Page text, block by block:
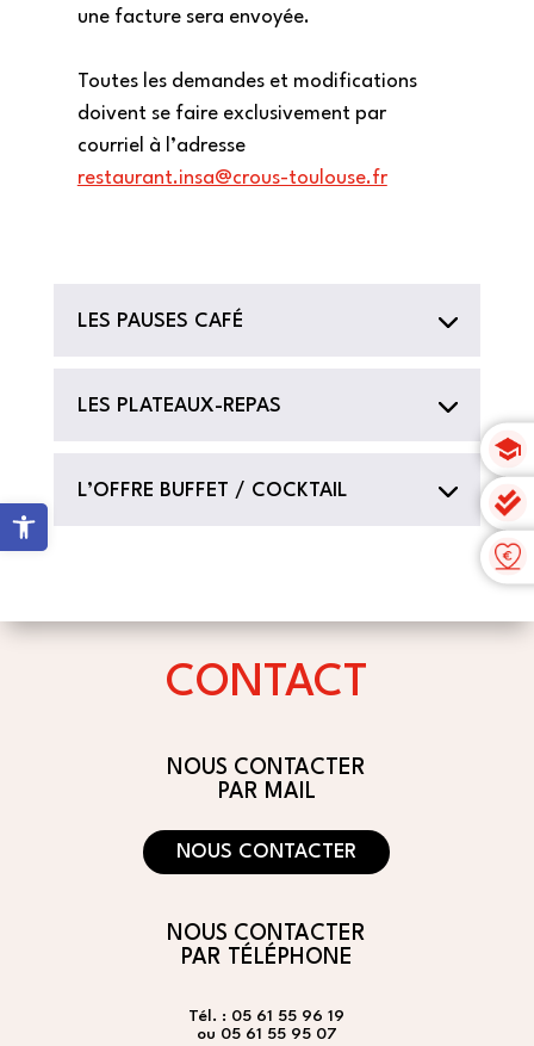
Ouvrir la barre d’outils
une facture sera envoyée.
Toutes les demandes et modifications
doivent se faire exclusivement par
courriel à l’adresse
restaurant.insa@crous-toulouse.fr
LES PAUSES CAFÉ
LES PLATEAUX-REPAS
L’OFFRE BUFFET / COCKTAIL
CONTACT
NOUS CONTACTER
PAR MAIL
NOUS CONTACTER
NOUS CONTACTER
PAR TÉLÉPHONE
Tél. : 05 61 55 96 19
ou 05 61 55 95 07